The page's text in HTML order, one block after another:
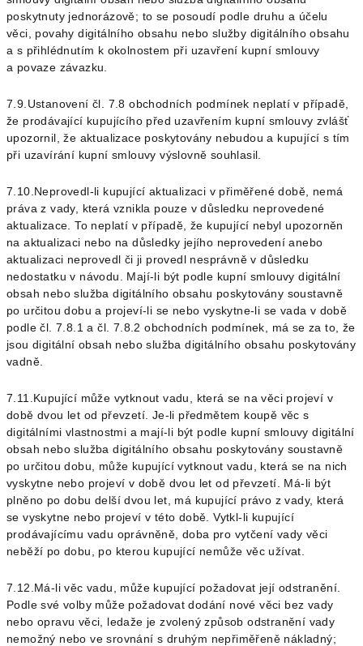
poskytnuty jednorázově; to se posoudí podle druhu a účelu
věci, povahy digitálního obsahu nebo služby digitálního obsahu
a s přihlédnutím k okolnostem při uzavření kupní smlouvy
a povaze závazku.
7.9.Ustanovení čl. 7.8 obchodních podmínek neplatí v případě,
že prodávající kupujícího před uzavřením kupní smlouvy zvlášť
upozornil, že aktualizace poskytovány nebudou a kupující s tím
při uzavírání kupní smlouvy výslovně souhlasil.
7.10.Neprovedl-li kupující aktualizaci v přiměřené době, nemá
práva z vady, která vznikla pouze v důsledku neprovedené
aktualizace. To neplatí v případě, že kupující nebyl upozorněn
na aktualizaci nebo na důsledky jejího neprovedení anebo
aktualizaci neprovedl či ji provedl nesprávně v důsledku
nedostatku v návodu. Mají-li být podle kupní smlouvy digitální
obsah nebo služba digitálního obsahu poskytovány soustavně
po určitou dobu a projeví-li se nebo vyskytne-li se vada v době
podle čl.7.8.1 a čl. 7.8.2 obchodních podmínek, má se za to, že
jsou digitální obsah nebo služba digitálního obsahu poskytovány
vadně.
7.11.Kupující může vytknout vadu, která se na věci projeví v
době dvou let od převzetí. Je-li předmětem koupě věc s
digitálními vlastnostmi a mají-li být podle kupní smlouvy digitální
obsah nebo služba digitálního obsahu poskytovány soustavně
po určitou dobu, může kupující vytknout vadu, která se na nich
vyskytne nebo projeví v době dvou let od převzetí. Má-li být
plněno po dobu delší dvou let, má kupující právo z vady, která
se vyskytne nebo projeví v této době. Vytkl-li kupující
prodávajícímu vadu oprávněně, doba pro vytčení vady věci
neběží po dobu, po kterou kupující nemůže věc užívat.
7.12.Má-li věc vadu, může kupující požadovat její odstranění.
Podle své volby může požadovat dodání nové věci bez vady
nebo opravu věci, ledaže je zvolený způsob odstranění vady
nemožný nebo ve srovnání s druhým nepřiměřeně nákladný;